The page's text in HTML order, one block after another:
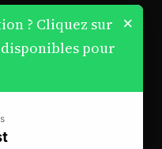
×
? Cliquez sur
pour